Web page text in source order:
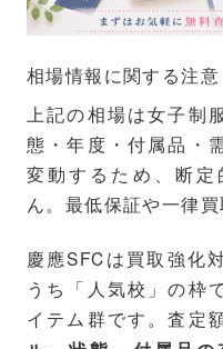
相場情報に関する注意
上記の相場は女子制
態・年度・付属品・
変動するため、断
ん。最低保証や一律
慶應SFCは買取強化
うち「人気校」の枠
イテム群です。査定